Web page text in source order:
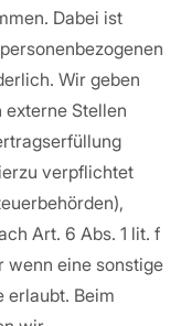
Dabei ist
Wir geben
externe Stellen
verpflichtet
Art. 6 Abs. 1 lit. f
wenn eine sonstige
erlaubt. Beim